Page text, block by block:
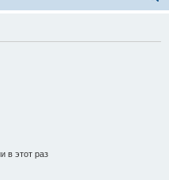
в этот раз